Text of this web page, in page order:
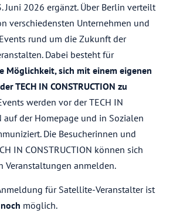
Juni 2026 ergänzt. Über Berlin verteilt
verschiedensten Unternehmen und
rund um die Zukunft der
Dabei besteht für
Möglichkeit, sich mit einem eigenen
TECH IN CONSTRUCTION zu
werden vor der TECH IN
auf der Homepage und in Sozialen
Die Besucherinnen und
IN CONSTRUCTION können sich
Veranstaltungen anmelden.
für Satellite-Veranstalter ist
möglich.